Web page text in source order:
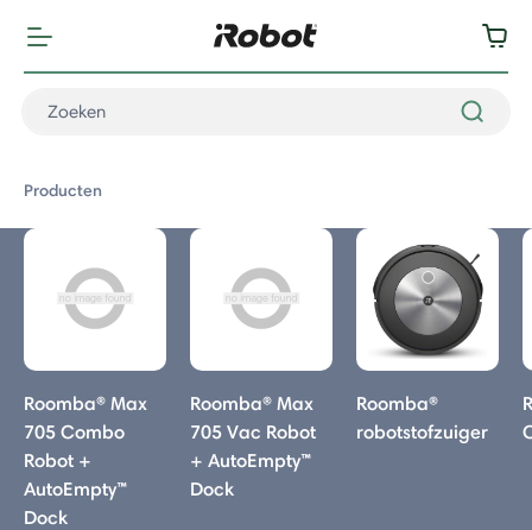
Producten
Roomba® Max
705 Combo
Robot +
AutoEmpty™
Dock
Roomba® Max
705 Vac Robot
+ AutoEmpty™
Dock
Roomba®
robotstofzuiger
715 Vac